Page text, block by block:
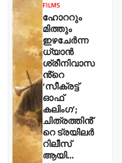
FILMS
ഹോററും
മിത്തും
ഇഴചേർന്ന
ധ്യാൻ
ശ്രീനിവാസ
ൻ്റെ
‘സീക്രട്ട്
ഓഫ്
കലിംഗ’;
ചിത്രത്തിൻ്
റെ ട്രയിലർ
റിലീസ്
ആയി…